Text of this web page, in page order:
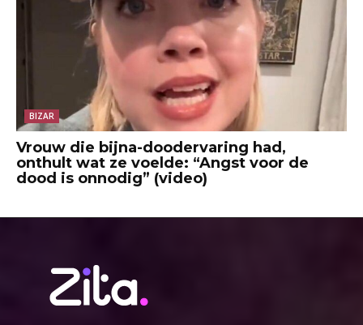
BIZAR
Vrouw die bijna-doodervaring had,
onthult wat ze voelde: “Angst voor de
dood is onnodig” (video)